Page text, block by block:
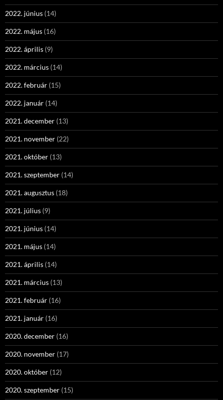
2022. június (14)
2022. május (16)
2022. április (9)
2022. március (14)
2022. február (15)
2022. január (14)
2021. december (13)
2021. november (22)
2021. október (13)
2021. szeptember (14)
2021. augusztus (18)
2021. július (9)
2021. június (14)
2021. május (14)
2021. április (14)
2021. március (13)
2021. február (16)
2021. január (16)
2020. december (16)
2020. november (17)
2020. október (12)
2020. szeptember (15)